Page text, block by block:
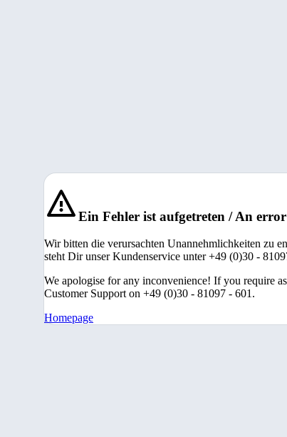
Ein Fehler ist aufgetreten / An
Wir bitten die verursachten Unannehmlichkeiten zu
steht Dir unser Kundenservice unter +49 (0)30 -
We apologise for any inconvenience! If you require
Customer Support on +49 (0)30 - 81097 - 601.
Homepage